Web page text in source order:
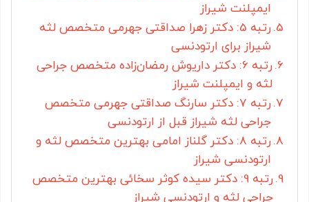
ایمپلنت شیراز
رتبه 5: دکتر زهرا صداقتی جهرمی متخصص لثه
شیراز برای ارتودنسی
رتبه 6: دکتر داریوش رمضان‌زاده متخصص جراحی
لثه و ایمپلنت شیراز
رتبه 7: دکتر سارنگ صداقتی جهرمی متخصص
جراحی لثه شیراز قبل از ارتودنسی
رتبه 8: دکتر گلناز امامی بهترین متخصص لثه و
ارتودنسی شیراز
رتبه 9: دکتر سیده کوثر سخائی بهترین متخصص
جراحی لثه و ارتودنسی شیراز